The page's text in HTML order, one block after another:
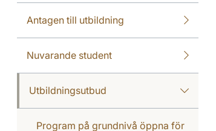
Antagen till utbildning
Nuvarande student
Utbildningsutbud
Program på grundnivå öppna för